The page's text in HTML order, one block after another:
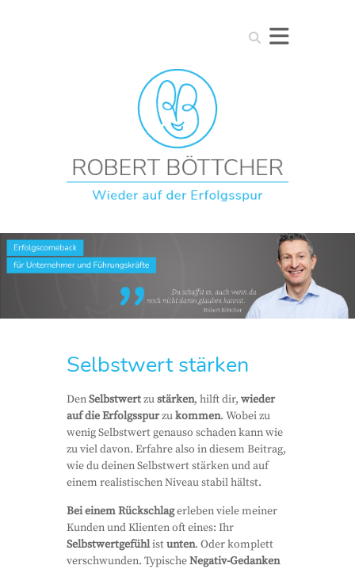
Suchen
Selbstwert stärken
DenSelbstwertzustärken, hilft dir, wieder
auf die Erfolgsspurzukommen. Wobei zu
wenig Selbstwert genauso schaden kann wie
zu viel davon. Erfahre also in diesem Beitrag,
wie du deinen Selbstwert stärken und auf
einem realistischen Niveau stabil hältst.
Bei einem Rückschlagerleben viele meiner
Kunden und Klienten oft eines: Ihr
Selbstwertgefühlistunten. Oder komplett
verschwunden. TypischeNegativ-Gedanken